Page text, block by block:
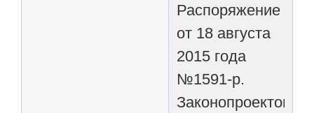
Распоряжение
от 18 августа
2015 года
№1591-р.
Законопроектом